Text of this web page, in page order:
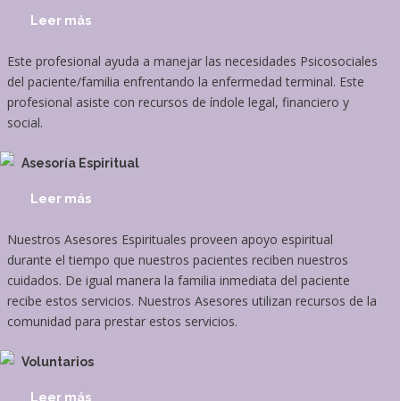
Leer más
Este profesional ayuda a manejar las necesidades Psicosociales
del paciente/familia enfrentando la enfermedad terminal. Este
profesional asiste con recursos de índole legal, financiero y
social.
Asesoría Espiritual
Leer más
Nuestros Asesores Espirituales proveen apoyo espiritual
durante el tiempo que nuestros pacientes reciben nuestros
cuidados. De igual manera la familia inmediata del paciente
recibe estos servicios. Nuestros Asesores utilizan recursos de la
comunidad para prestar estos servicios.
Voluntarios
Leer más